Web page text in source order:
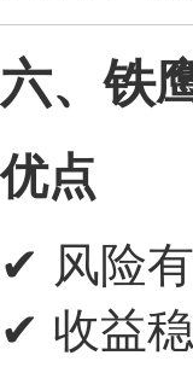
六、铁
优点
✔ 风险
✔ 收益